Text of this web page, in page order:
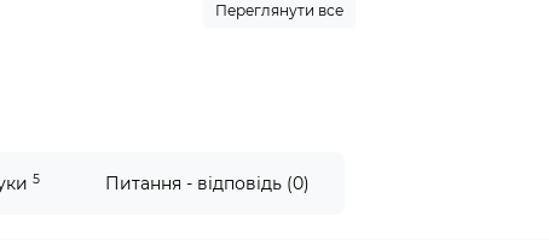
Переглянути все
5 Питання - відповідь (0)